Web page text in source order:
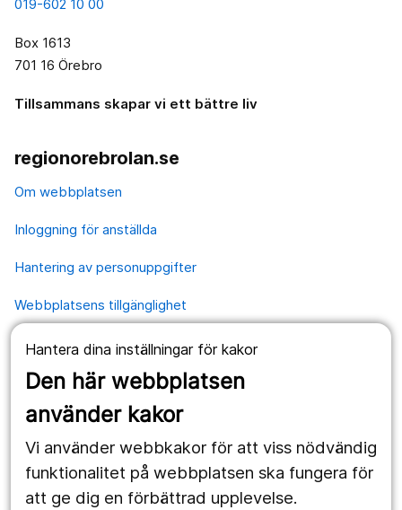
Hantera dina inställningar för kakor
Den här webbplatsen
använder kakor
Vi använder webbkakor för att viss nödvändig
funktionalitet på webbplatsen ska fungera för
att ge dig en förbättrad upplevelse.
019-602 10 00
Box 1613
701 16 Örebro
Tillsammans skapar vi ett bättre liv
regionorebrolan.se
Om webbplatsen
Inloggning för anställda
Hantering av personuppgifter
Webbplatsens tillgänglighet
Våra webbplatser
1177.se
Region Örebro län